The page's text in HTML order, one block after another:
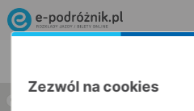
Zezwól na cookies